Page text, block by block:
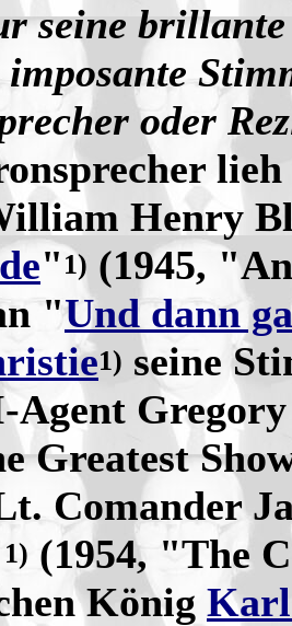
seine
oder
Henry
" 1) (1945,
"Und dann
1) seine
Agent
Greatest
Comander
1) (1954, "The
König